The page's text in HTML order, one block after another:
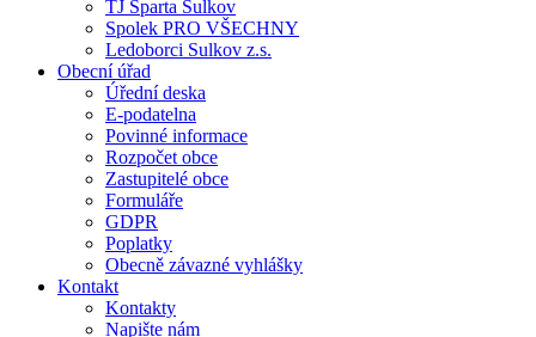
TJ Sparta Sulkov
Spolek PRO VŠECHNY
Ledoborci Sulkov z.s.
Obecní úřad
Úřední deska
E-podatelna
Povinné informace
Rozpočet obce
Zastupitelé obce
Formuláře
GDPR
Poplatky
Obecně závazné vyhlášky
Kontakt
Kontakty
Napište nám